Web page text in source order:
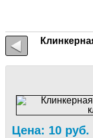
Цена: 10 руб.